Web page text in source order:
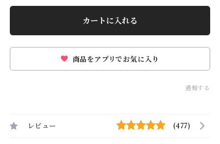
カートに入れる
商品をアプリでお気に入り
通報する
レビュー (477)